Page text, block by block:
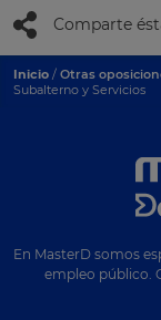
Comparte
Inicio / Otras
Subalterno y Servicios
En MasterD somos
empleo público.